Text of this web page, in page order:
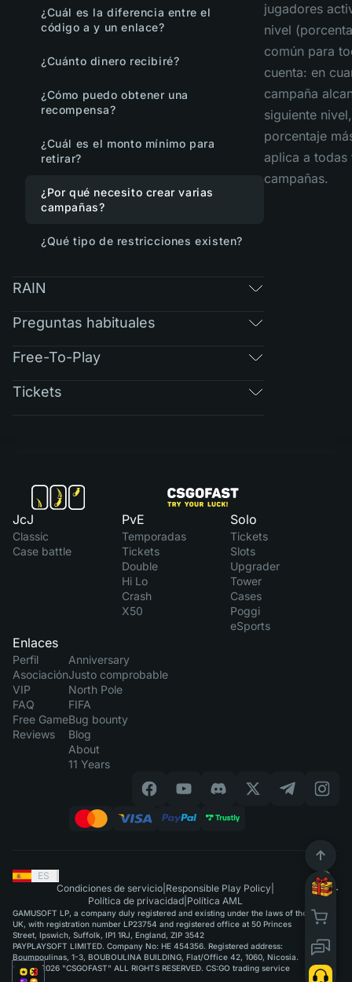
¿Cuál es la diferencia entre el
código a y un enlace?
¿Cuánto dinero recibiré?
¿Cómo puedo obtener una
recompensa?
¿Cuál es el monto mínimo para
retirar?
¿Por qué necesito crear varias
campañas?
¿Qué tipo de restricciones existen?
RAIN
Preguntas habituales
Free-To-Play
Tickets
jugadores
nivel
común para
cuenta: en
campaña
siguiente
porcentaje
aplica a todas
campañas.
JcJ
Classic
Case battle
PvE
Temporadas
Tickets
Double
Hi Lo
Crash
X50
Solo
Tickets
Slots
Upgrader
Tower
Cases
Poggi
eSports
Enlaces
Perfil
Asociación
VIP
FAQ
Free Game
Reviews
Anniversary
Justo comprobable
North Pole
FIFA
Bug bounty
Blog
About
11 Years
ES
Condiciones de servicio| Responsible Play Policy|
Política de privacidad| Política AML
GAMUSOFT LP, a company duly registered and existing under the laws of the
UK, with registration number LP23754 and registered office at 50 Princes
Street, Ipswich, Suffolk, IP1 1RJ, England, ZIP 3542
PAYPLAYSOFT LIMITED. Company No: HE 454356. Registered address:
Boumpoulinas, 1-3, BOUBOULINA BUILDING, Flat/Office 42, 1060, Nicosia.
©2015-2026 "CSGOFAST" ALL RIGHTS RESERVED. CS:GO trading service